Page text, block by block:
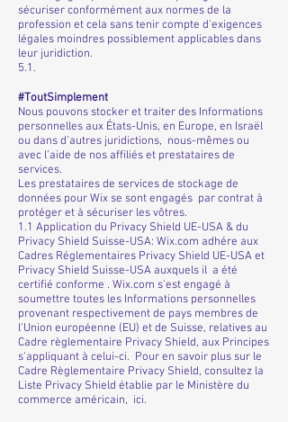
sécuriser conformément aux normes de la
profession et cela sans tenir compte d'exigences
légales moindres possiblement applicables dans
leur juridiction.
5.1.
#ToutSimplement
Nous pouvons stocker et traiter des Informations
personnelles aux États-Unis, en Europe, en Israël
ou dans d’autres juridictions, nous-mêmes ou
avec l’aide de nos affiliés et prestataires de
services.
Les prestataires de services de stockage de
données pour Wix se sont engagés par contrat à
protéger et à sécuriser les vôtres.
1.1 Application du Privacy Shield UE-USA & du
Privacy Shield Suisse-USA: Wix.com adhére aux
Cadres Réglementaires Privacy Shield UE-USA et
Privacy Shield Suisse-USA auxquels il a été
certifié conforme . Wix.com s'est engagé à
soumettre toutes les Informations personnelles
provenant respectivement de pays membres de
l'Union européenne (EU) et de Suisse, relatives au
Cadre règlementaire Privacy Shield, aux Principes
s'appliquant à celui-ci. Pour en savoir plus sur le
Cadre Règlementaire Privacy Shield, consultez la
Liste Privacy Shield établie par le Ministère du
commerce américain, ici.